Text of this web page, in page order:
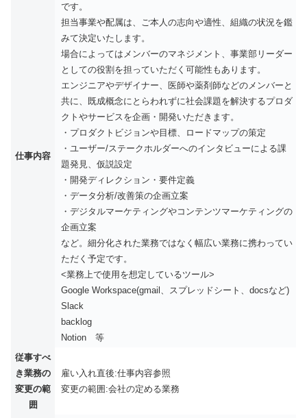
仕事内容
です。
担当事業や配属は、ご本人の志向や適性、組織の状況を鑑
みて決定いたします。
場合によってはメンバーのマネジメント、事業部リーダー
としての役割を担っていただく可能性もあります。
エンジニアやデザイナー、医師や薬剤師などのメンバーと
共に、既成概念にとらわれずに社会課題を解決するプロダ
クトやサービスを企画・開発いただきます。
・プロダクトビジョンや目標、ロードマップの策定
・ユーザー/ステークホルダーへのインタビューによる課
題発見、仮説設定
・開発ディレクション・要件定義
・データ分析/改善策の企画立案
・デジタルマーケティングやコンテンツマーケティングの
企画立案
など。細分化された業務ではなく幅広い業務に携わってい
ただく予定です。
<業務上で使用を想定しているツール>
Google Workspace(gmail、スプレッドシート、docsなど)
Slack
backlog
Notion 等
従事すべ
き業務の
変更の範
囲
雇い入れ直後:仕事内容参照
変更の範囲:会社の定める業務